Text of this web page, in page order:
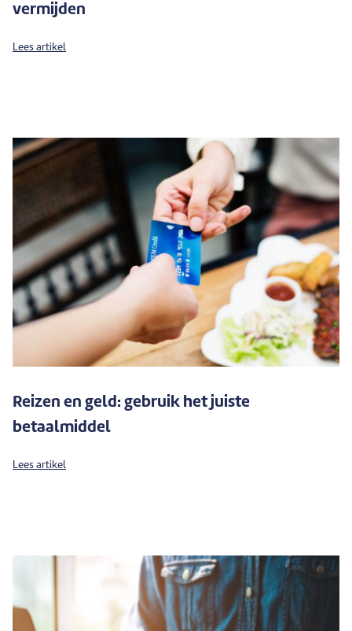
vermijden
Lees artikel
Reizen en geld: gebruik het juiste
betaalmiddel
Lees artikel